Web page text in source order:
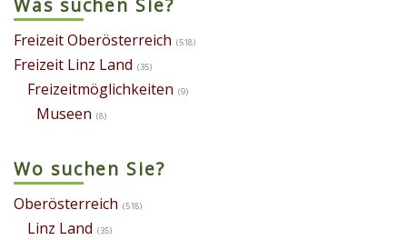
Was suchen Sie?
Freizeit Oberösterreich (518)
Freizeit Linz Land (35)
Freizeitmöglichkeiten (9)
Museen (8)
Wo suchen Sie?
Oberösterreich (518)
Linz Land (35)